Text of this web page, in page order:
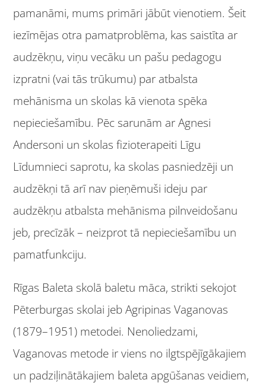
pamanāmi, mums primāri jābūt vienotiem. Šeit
iezīmējas otra pamatproblēma, kas saistīta ar
audzēkņu, viņu vecāku un pašu pedagogu
izpratni (vai tās trūkumu) par atbalsta
mehānisma un skolas kā vienota spēka
nepieciešamību. Pēc sarunām ar Agnesi
Andersoni un skolas fizioterapeiti Līgu
Līdumnieci saprotu, ka skolas pasniedzēji un
audzēkņi tā arī nav pieņēmuši ideju par
audzēkņu atbalsta mehānisma pilnveidošanu
jeb, precīzāk – neizprot tā nepieciešamību un
pamatfunkciju.
Rīgas Baleta skolā baletu māca, strikti sekojot
Pēterburgas skolai jeb Agripinas Vaganovas
(1879–1951) metodei. Nenoliedzami,
Vaganovas metode ir viens no ilgtspējīgākajiem
un padziļinātākajiem baleta apgūšanas veidiem,